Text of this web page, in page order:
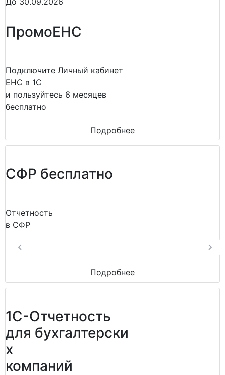
ПромоЕНС
Подключите Личный кабинет
ЕНС в 1С
и пользуйтесь 6 месяцев
бесплатно
Подробнее
СФР бесплатно
Отчетность
в СФР
Подробнее
1С-Отчетность
для бухгалтерски
х
компаний